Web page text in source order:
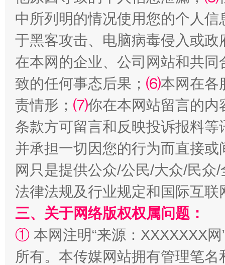
全民健身五年计划来了！等你上场
阿坝州三大球赛在茂县开幕 规模
中所列明的情况使用您的个人
于黑客攻击、电脑病毒侵入或
在本网的企业、公司网站和共
致的任何事态后果； ⑹本网在各
责情形； ⑺你在本网站留言的内
条款方可留言和反映投诉报料
并承担一切因您的行为而直接
网只是提供公众/公民/大众/民
法律法规及行业规定和国际互
三、关于网络版权权属问题：
① 本网注明“来源：XXXXXXX
所有。本传媒网站拥有管理笔